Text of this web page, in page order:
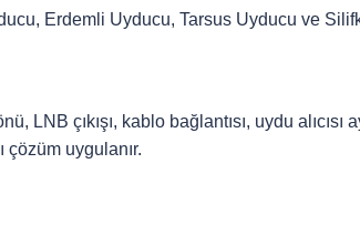
Erdemli Uyducu, Tarsus Uyducu ve
LNB çıkışı, kablo bağlantısı, uydu
uygulanır.